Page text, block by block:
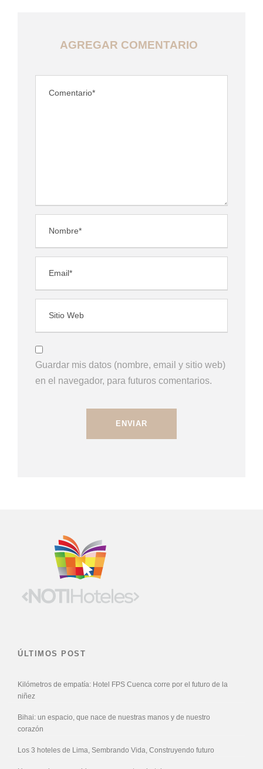
AGREGAR COMENTARIO
Guardar mis datos (nombre, email y sitio web)
en el navegador, para futuros comentarios.
ÚLTIMOS POST
Kilómetros de empatía: Hotel FPS Cuenca corre por el futuro de la
niñez
Bihai: un espacio, que nace de nuestras manos y de nuestro
corazón
Los 3 hoteles de Lima, Sembrando Vida, Construyendo futuro